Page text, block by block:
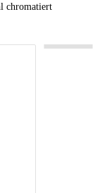
chromatiert